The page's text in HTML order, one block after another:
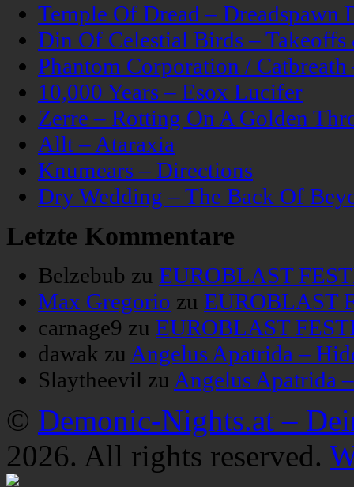
Temple Of Dread – Dreadspawn
Din Of Celestial Birds –
Phantom Corporation /
10,000 Years – Esox Lucifer
Zerre – Rotting On A Golden
Allt – Ataraxia
Knumears – Directions
Dry Wedding – The Back Of
Letzte Kommentare
Belzebub zu EUROBLAST
Max Gregorio zu EUROBLAST
carnage9 zu EUROBLAST
dawak zuAngelus Apatrida –
Slaytheevil zuAngelus Apatrida
© Demonic-Nights.at –
2026. All rights reserved.